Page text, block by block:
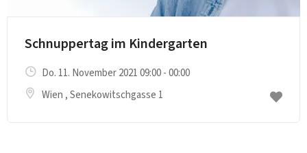
Schnuppertag im Kindergarten
Do. 11. November 2021 09:00 - 00:00
Wien , Senekowitschgasse 1